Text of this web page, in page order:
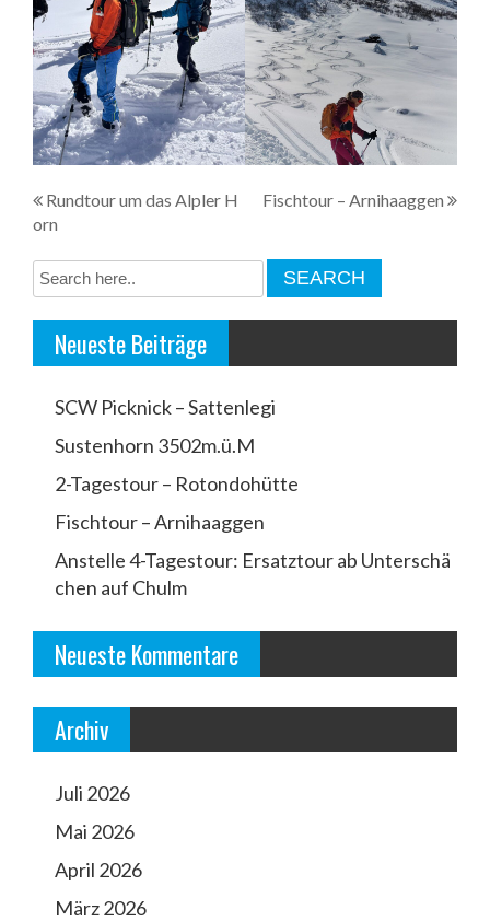
B
e
t
g
a
t
i
Rundtour um das Alpler H
orn
Fischtour – Arnihaaggen
Neueste Beiträge
SCW Picknick – Sattenlegi
Sustenhorn 3502m.ü.M
2-Tagestour – Rotondohütte
Fischtour – Arnihaaggen
Anstelle 4-Tagestour: Ersatztour ab Unterschä
chen auf Chulm
Neueste Kommentare
Archiv
Juli 2026
Mai 2026
April 2026
März 2026